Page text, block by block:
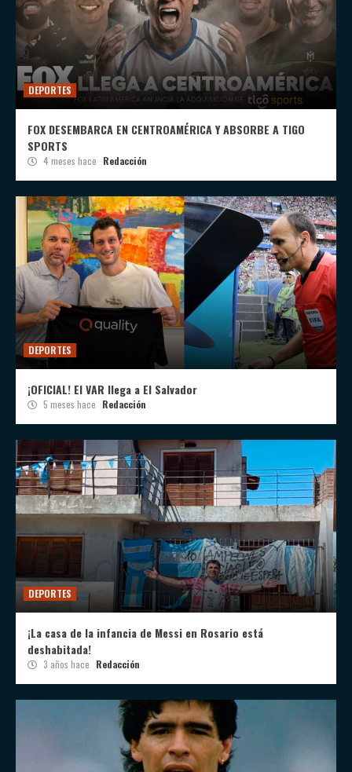
DEPORTES
FOX DESEMBARCA EN CENTROAMÉRICA Y ABSORBE A TIGO
SPORTS
4 meses hace Redacción
DEPORTES
¡OFICIAL! El VAR llega a El Salvador
5 meses hace Redacción
DEPORTES
¡La casa de la infancia de Messi en Rosario está
deshabitada!
3 años hace Redacción